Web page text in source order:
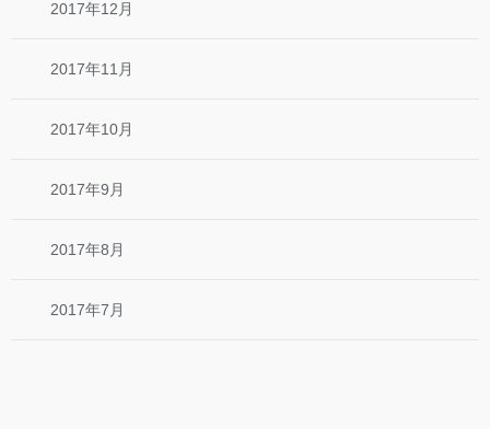
2017年12月
2017年11月
2017年10月
2017年9月
2017年8月
2017年7月